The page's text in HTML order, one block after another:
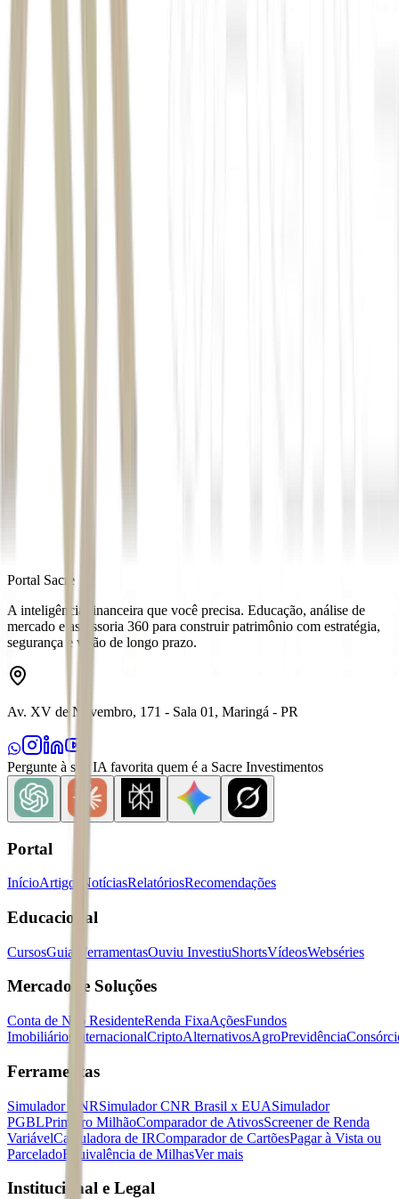
Portal Sacre
A inteligência financeira que você precisa. Educação, análise de
mercado e assessoria 360 para construir patrimônio com estratégia,
segurança e visão de longo prazo.
Av. XV de Novembro, 171 - Sala 01, Maringá - PR
Pergunte à sua IA favorita quem é a Sacre Investimentos
Portal
InícioArtigos NotíciasRelatóriosRecomendações
Educacional
CursosGuias FerramentasOuviu InvestiuShortsVídeosWebséries
Mercados e Soluções
Conta de Não ResidenteRenda FixaAçõesFundos
Imobiliários
InternacionalCriptoAlternativosAgroPrevidência
Ferramentas
Simulador CNRSimulador CNR Brasil x EUASimulador
PGBLPrimeiro MilhãoComparador de AtivosScreener de Renda
VariávelCalculadora de IRComparador de CartõesPagar à Vista ou
ParceladoEquivalência de MilhasVer mais
Institucional e Legal